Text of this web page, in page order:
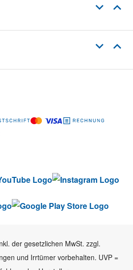
der gesetzlichen MwSt. zzgl.
und Irrtümer vorbehalten. UVP =